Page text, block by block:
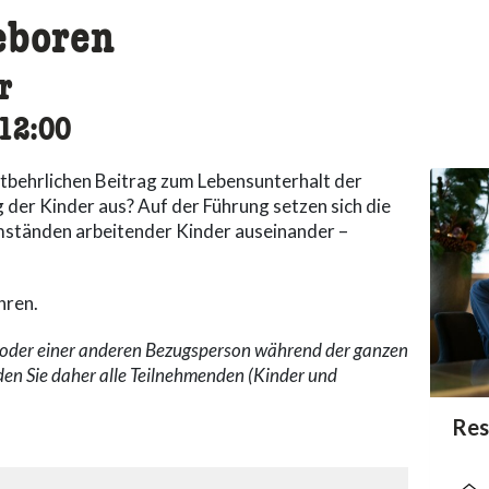
Beitrag zum Lebensunterhalt der
Kinder aus? Auf der Führung setzen sich die
arbeitender Kinder auseinander –
einer anderen Bezugsperson während der ganzen
Sie daher alle Teilnehmenden (Kinder und